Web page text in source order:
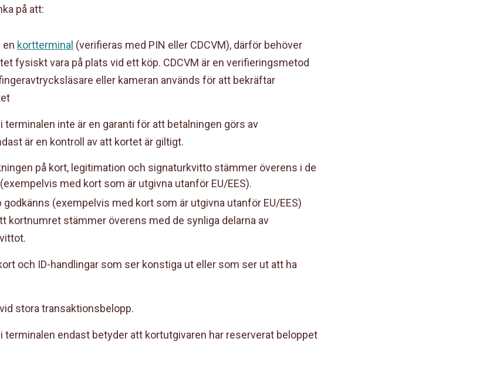
på att:
en kortterminal (verifieras med PIN eller CDCVM), därför behöver
fysiskt vara på plats vid ett köp. CDCVM är en verifieringsmetod
eller kameran används för att bekräftar
terminalen inte är en garanti för att betalningen görs av
är en kontroll av att kortet är giltigt.
på kort, legitimation och signaturkvitto stämmer överens i de
med kort som är utgivna utanför EU/EES).
(exempelvis med kort som är utgivna utanför EU/EES)
kortnumret stämmer överens med de synliga delarna av
och ID-handlingar som ser konstiga ut eller som ser ut att ha
stora transaktionsbelopp.
terminalen endast betyder att kortutgivaren har reserverat beloppet